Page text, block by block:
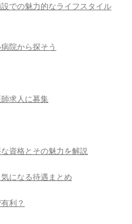
での魅力的なライフスタイル
院から探そう
求人に募集
資格とその魅力を解説
になる待遇まとめ
利？